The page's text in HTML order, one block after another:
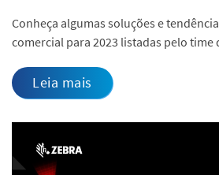
Conheça algumas soluções e
comercial para 2023 listadas pelo time
Leia mais